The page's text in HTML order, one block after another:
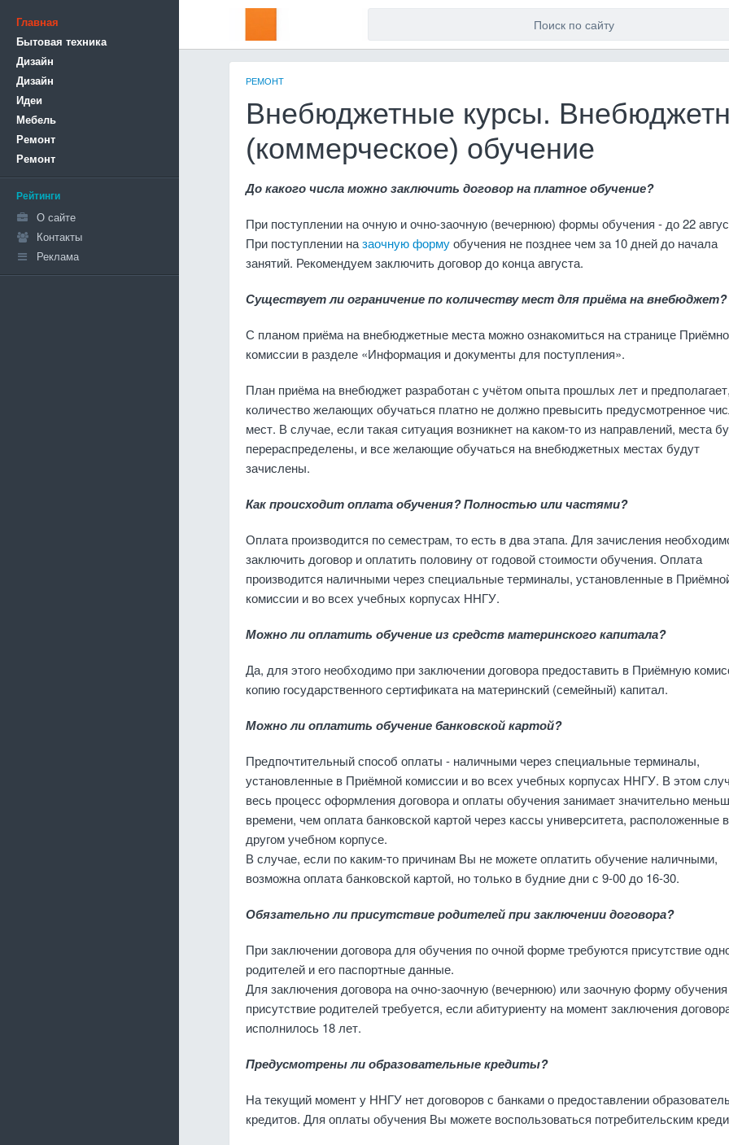
Главная
Бытовая техника
Дизайн
Дизайн
Идеи
Мебель
Ремонт
Ремонт
Рейтинги
О сайте
Контакты
Реклама
РЕМОНТ
Внебюджетные курсы.
(коммерческое) обучение
До какого числа можно заключить договор на платное обучение?
При поступлении на очную и очно-заочную (вечернюю) формы обучения - до 22
При поступлении назаочную формуобучения не позднее чем за 10 дней до начала
занятий. Рекомендуем заключить договор до конца августа.
Существует ли ограничение по количеству мест для приёма на внебюджет?
С планом приёма на внебюджетные места можно ознакомиться на странице
комиссии в разделе «Информация и документы для поступления».
План приёма на внебюджет разработан с учётом опыта прошлых лет и
количество желающих обучаться платно не должно превысить предусмотренное
мест. В случае, если такая ситуация возникнет на каком-то из направлений, места
перераспределены, и все желающие обучаться на внебюджетных местах будут
зачислены.
Как происходит оплата обучения? Полностью или частями?
Оплата производится по семестрам, то есть в два этапа. Для зачисления
заключить договор и оплатить половину от годовой стоимости обучения. Оплата
производится наличными через специальные терминалы, установленные в
комиссии и во всех учебных корпусах ННГУ.
Можно ли оплатить обучение из средств материнского капитала?
Да, для этого необходимо при заключении договора предоставить в Приёмную
копию государственного сертификата на материнский (семейный) капитал.
Можно ли оплатить обучение банковской картой?
Предпочтительный способ оплаты - наличными через специальные терминалы,
установленные в Приёмной комиссии и во всех учебных корпусах ННГУ. В этом
весь процесс оформления договора и оплаты обучения занимает значительно
времени, чем оплата банковской картой через кассы университета, расположенные в
другом учебном корпусе.
В случае, если по каким-то причинам Вы не можете оплатить обучение наличными,
возможна оплата банковской картой, но только в будние дни с 9-00 до 16-30.
Обязательно ли присутствие родителей при заключении договора?
При заключении договора для обучения по очной форме требуются присутствие
родителей и его паспортные данные.
Для заключения договора на очно-заочную (вечернюю) или заочную форму обучения
присутствие родителей требуется, если абитуриенту на момент заключения
исполнилось 18 лет.
Предусмотрены ли образовательные кредиты?
На текущий момент у ННГУ нет договоров с банками о предоставлении
кредитов. Для оплаты обучения Вы можете воспользоваться потребительским